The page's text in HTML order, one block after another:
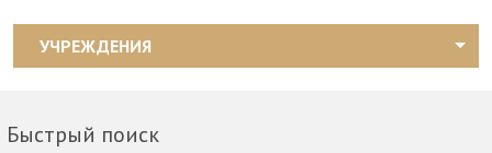
УЧРЕЖДЕНИЯ
Быстрый поиск